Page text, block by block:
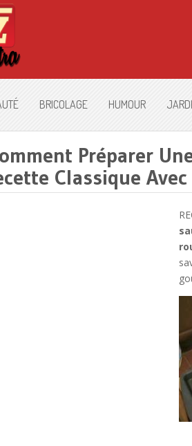
BRICOLAGE HUMOUR
Préparer
Classique